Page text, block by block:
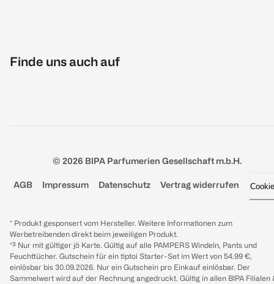
Finde uns auch auf
© 2026 BIPA Parfumerien Gesellschaft m.b.H.
AGB Impressum Datenschutz Vertrag widerrufen
* Produkt gesponsert vom Hersteller. Weitere Informationen zum
Werbetreibenden direkt beim jeweiligen Produkt.
*³ Nur mit gültiger jö Karte. Gültig auf alle PAMPERS Windeln, Pants und
Feuchttücher. Gutschein für ein tiptoi Starter-Set im Wert von 54.99 €,
einlösbar bis 30.09.2026. Nur ein Gutschein pro Einkauf einlösbar. Der
Sammelwert wird auf der Rechnung angedruckt. Gültig in allen BIPA Filialen